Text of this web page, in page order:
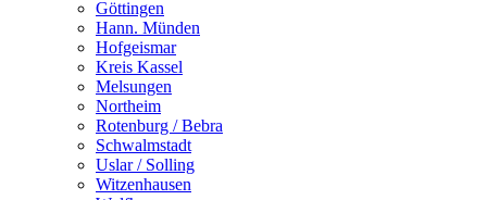
Göttingen
Hann. Münden
Hofgeismar
Kreis Kassel
Melsungen
Northeim
Rotenburg / Bebra
Schwalmstadt
Uslar / Solling
Witzenhausen